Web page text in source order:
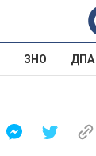
ЗНО ДПА